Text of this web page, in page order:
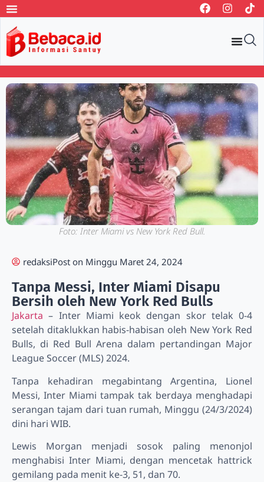
Foto: Inter Miami vs New York Red Bull.
redaksiPost on Minggu Maret 24, 2024
Tanpa Messi, Inter Miami Disapu
Bersih oleh New York Red Bulls
Jakarta – Inter Miami keok dengan skor telak 0-4
setelah ditaklukkan habis-habisan oleh New York Red
Bulls, di Red Bull Arena dalam pertandingan Major
League Soccer (MLS) 2024.
Tanpa kehadiran megabintang Argentina, Lionel
Messi, Inter Miami tampak tak berdaya menghadapi
serangan tajam dari tuan rumah, Minggu (24/3/2024)
dini hari WIB.
Lewis Morgan menjadi sosok paling menonjol
menghabisi Inter Miami, dengan mencetak hattrick
gemilang pada menit ke-3, 51, dan 70.